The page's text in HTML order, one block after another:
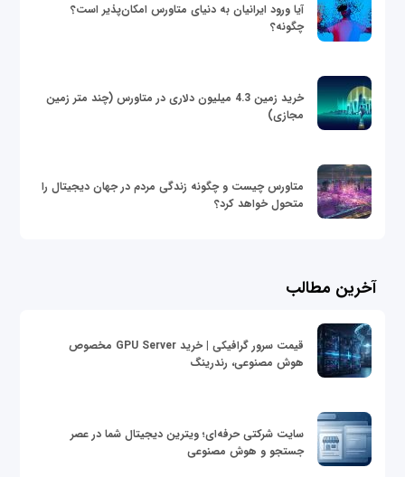
آیا ورود ایرانیان به دنیای متاورس امکان‌پذیر است؟
چگونه؟
خرید زمین 4.3 میلیون دلاری در متاورس (چند متر زمین
مجازی)
متاورس چیست و چگونه زندگی مردم در جهان دیجیتال را
متحول خواهد کرد؟
آخرین مطالب
قیمت سرور گرافیکی | خرید GPU Server مخصوص
هوش مصنوعی، رندرینگ
سایت شرکتی حرفه‌ای؛ ویترین دیجیتال شما در عصر
جستجو و هوش مصنوعی